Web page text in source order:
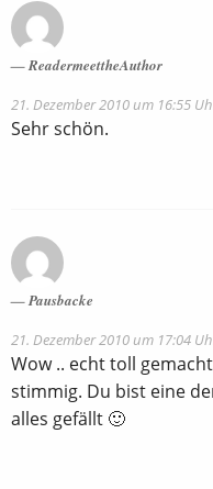
ReadermeettheAuthor
21. Dezember 2010 um 16:55
Sehr schön.
Pausbacke
21. Dezember 2010 um 17:04
Wow .. echt toll
stimmig. Du bist eine
alles gefällt 🙂